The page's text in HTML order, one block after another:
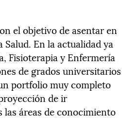
el objetivo de asentar en
En la actualidad ya
Fisioterapia y Enfermería
de grados universitarios
portfolio muy completo
de ir
áreas de conocimiento